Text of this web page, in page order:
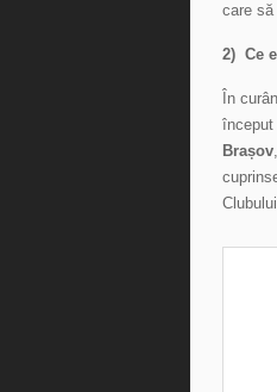
care
2) Ce
În
început
Brașov